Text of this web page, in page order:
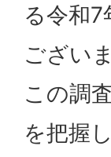
る令和
ござい
この調
を把握